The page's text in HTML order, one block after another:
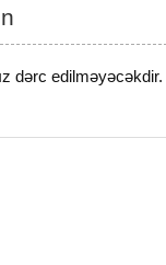
dərc edilməyəcəkdir.